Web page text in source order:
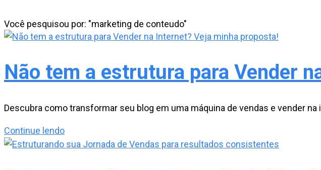
Você pesquisou por: "marketing de conteudo"
Não tem a estrutura para Vender
Descubra como transformar seu blog em uma máquina de vendas e vender
Continue lendoNão
tem